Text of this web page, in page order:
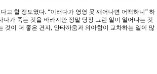
고 할 정도였다. “이러다가 영영 못 깨어나면 어떡하니” 하
다가 죽는 것을 바라지만 정말 당장 그런 일이 일어나는 것
것이 더 좋은 건지, 안타까움과 의아함이 교차하는 일이 많